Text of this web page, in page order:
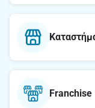
Franchise